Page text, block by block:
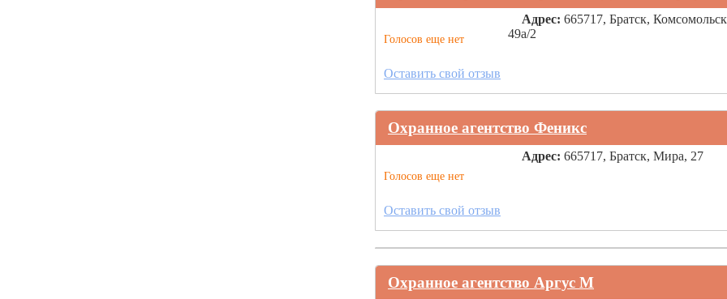
Голосов еще нет
Адрес: 665717, Братск,
49а/2
Оставить свой отзыв
Охранное агентство Феникс
Голосов еще нет
Адрес: 665717, Братск, Мира, 27
Оставить свой отзыв
Охранное агентство Аргус М